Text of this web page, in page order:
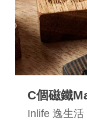
C個磁鐵
Inlife 逸生活